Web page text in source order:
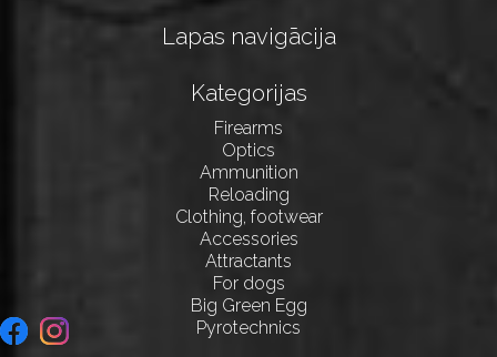
Lapas navigācija
Kategorijas
Firearms
Optics
Ammunition
Reloading
Clothing, footwear
Accessories
Attractants
For dogs
Big Green Egg
Pyrotechnics